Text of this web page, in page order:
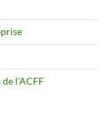
l’ACFF